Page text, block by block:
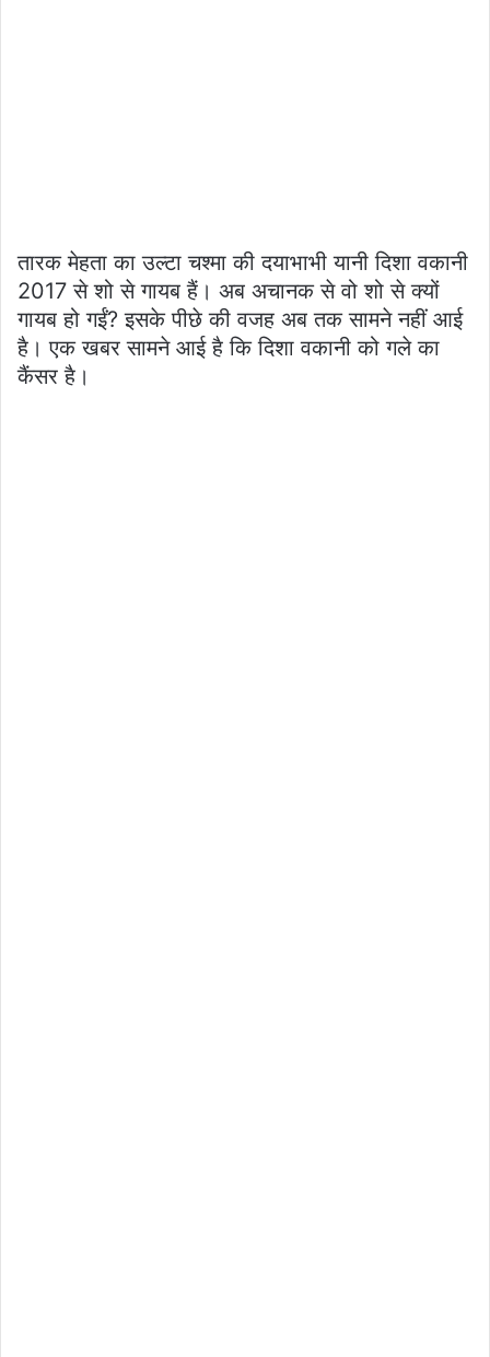
तारक मेहता का उल्टा चश्मा की दयाभाभी यानी दिशा वकानी
2017 से शो से गायब हैं। अब अचानक से वो शो से क्यों
गायब हो गईं? इसके पीछे की वजह अब तक सामने नहीं आई
है। एक खबर सामने आई है कि दिशा वकानी को गले का
कैंसर है।